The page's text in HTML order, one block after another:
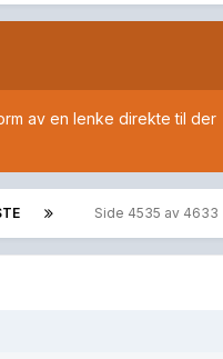
av en lenke direkte til der
Side 4535 av 4633